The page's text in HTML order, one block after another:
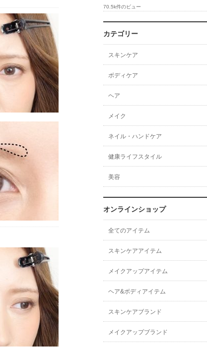
70.5k件のビュー
カテゴリー
スキンケア
ボディケア
ヘア
メイク
ネイル・ハンドケア
健康ライフスタイル
美容
オンラインショップ
全てのアイテム
スキンケアアイテム
メイクアップアイテム
ヘア&ボディアイテム
スキンケアブランド
メイクアップブランド